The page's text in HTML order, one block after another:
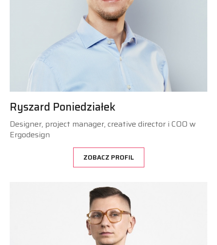
Ryszard Poniedziałek
Designer, project manager, creative director i COO w
Ergodesign
ZOBACZ PROFIL